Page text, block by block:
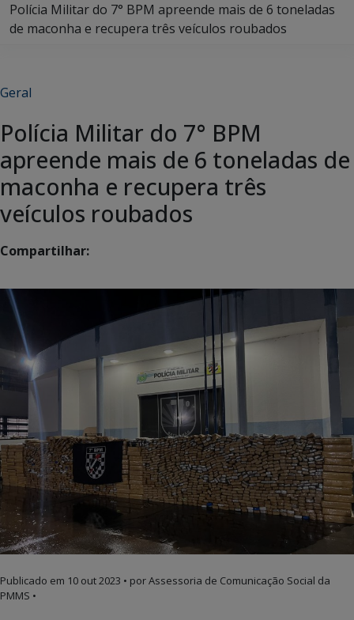
Polícia Militar do 7° BPM apreende mais de 6 toneladas
de maconha e recupera três veículos roubados
Geral
Polícia Militar do 7° BPM
apreende mais de 6 toneladas de
maconha e recupera três
veículos roubados
Compartilhar:
Publicado em 10 out 2023 • por Assessoria de Comunicação Social da
PMMS •